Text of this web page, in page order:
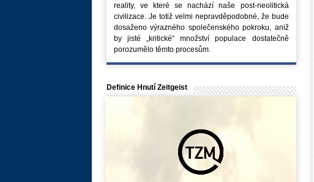
reality, ve které se nachází naše post-neolitická
civilizace. Je totiž velmi nepravděpodobné, že bude
dosaženo výrazného společenského pokroku, aniž
by jisté „kritické“ množství populace dostatečně
porozumělo těmto procesům.
Definice Hnutí Zeitgeist